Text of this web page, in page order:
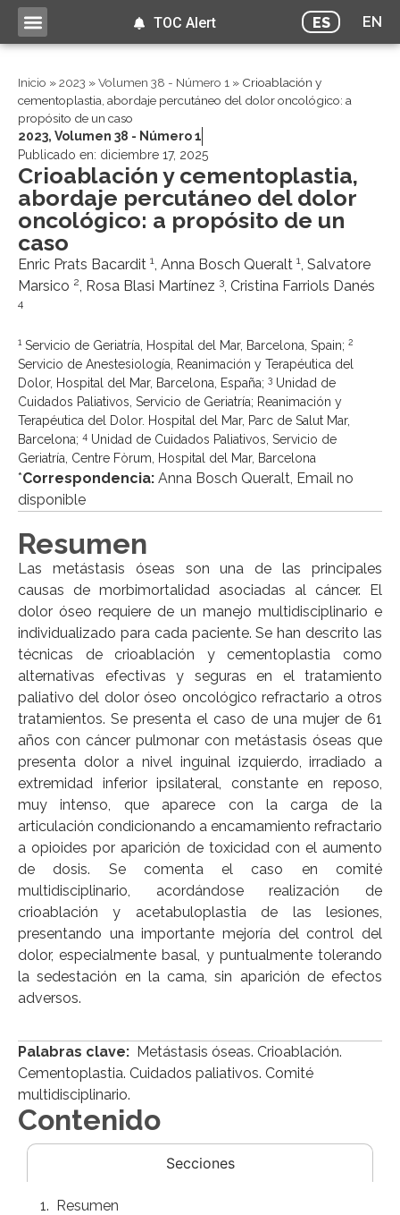
ES EN
TOC Alert
Inicio »2023 »Volumen 38 - Número 1 » Crioablación y
cementoplastia, abordaje percutáneo del dolor oncológico: a
propósito de un caso
2023, Volumen 38 - Número 1
Publicado en: diciembre 17, 2025
Crioablación y cementoplastia,
abordaje percutáneo del dolor
oncológico: a propósito de un
caso
Enric Prats Bacardit 1, Anna Bosch Queralt 1, Salvatore
Marsico 2, Rosa Blasi Martínez 3, Cristina Farriols Danés
4
1Servicio de Geriatría, Hospital del Mar, Barcelona, Spain; 2
Servicio de Anestesiología, Reanimación y Terapéutica del
Dolor, Hospital del Mar, Barcelona, España; 3 Unidad de
Cuidados Paliativos, Servicio de Geriatría; Reanimación y
Terapéutica del Dolor. Hospital del Mar, Parc de Salut Mar,
Barcelona; 4 Unidad de Cuidados Paliativos, Servicio de
Geriatría, Centre Fòrum, Hospital del Mar, Barcelona
*Correspondencia: Anna Bosch Queralt, Email no
disponible
Resumen
Las metástasis óseas son una de las principales
causas de morbimortalidad asociadas al cáncer. El
dolor óseo requiere de un manejo multidisciplinario e
individualizado para cada paciente. Se han descrito las
técnicas de crioablación y cementoplastia como
alternativas efectivas y seguras en el tratamiento
paliativo del dolor óseo oncológico refractario a otros
tratamientos. Se presenta el caso de una mujer de 61
años con cáncer pulmonar con metástasis óseas que
presenta dolor a nivel inguinal izquierdo, irradiado a
extremidad inferior ipsilateral, constante en reposo,
muy intenso, que aparece con la carga de la
articulación condicionando a encamamiento refractario
a opioides por aparición de toxicidad con el aumento
de dosis. Se comenta el caso en comité
multidisciplinario, acordándose realización de
crioablación y acetabuloplastia de las lesiones,
presentando una importante mejoría del control del
dolor, especialmente basal, y puntualmente tolerando
la sedestación en la cama, sin aparición de efectos
adversos.
Palabras clave: Metástasis óseas. Crioablación.
Cementoplastia. Cuidados paliativos. Comité
multidisciplinario.
Contenido
Secciones
Resumen